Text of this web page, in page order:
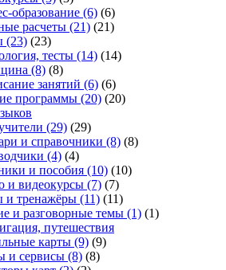
образование (6) (6)
расчеты (21) (21)
(23) (23)
тесты (14) (14)
(8) (8)
занятий (6) (6)
программы (20) (20)
(29) (29)
и справочники (8) (8)
(4) (4)
и пособия (10) (10)
и видеокурсы (7) (7)
и тренажёры (11) (11)
и разговорные темы (1) (1)
путешествия
карты (9) (9)
и сервисы (8) (8)